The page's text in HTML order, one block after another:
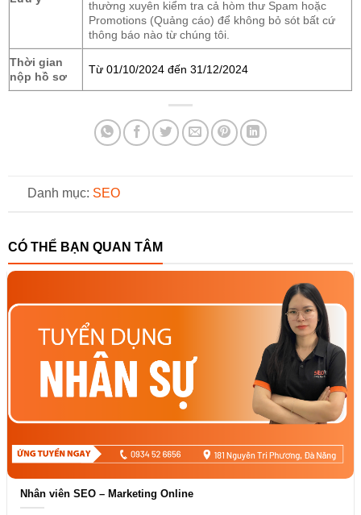
thường xuyên kiểm tra cả hòm thư Spam hoặc
Promotions (Quảng cáo) để không bỏ sót bất cứ
thông báo nào từ chúng tôi.
Thời gian
nộp hồ sơ
Từ 01/10/2024 đến 31/12/2024
Danh mục: SEO
CÓ THỂ BẠN QUAN TÂM
Nhân viên SEO – Marketing Online